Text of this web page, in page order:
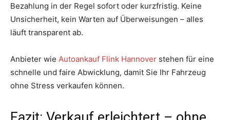
Bezahlung in der Regel sofort oder kurzfristig. Keine
Unsicherheit, kein Warten auf Überweisungen – alles
läuft transparent ab.
Anbieter wie Autoankauf Flink Hannover stehen für eine
schnelle und faire Abwicklung, damit Sie Ihr Fahrzeug
ohne Stress verkaufen können.